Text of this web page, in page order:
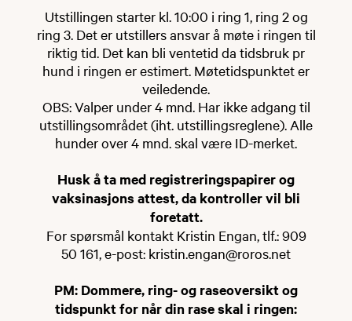
område.
Hver enkelt bruker har ansvar for at
hunden ikke sjenerer andre i området, eller
er til sjenanse for eller skader beitende
bufe.
Adkomstområdet og parkeringsplasser
søppelbøtter ved hver tavle.
Røros Jeger- og Fiskeforening forbeholder
seg retten til, etter forhåndsvarsel, å
benytte området til f.eks.
lavinehundtrening, sporsøk, til å
gjennomføre apportprøver eller lignende
aktiviteter. Dette plikter de andre brukerne
Utstillingen starter kl. 10:00 i ring 1, ring 2 og
ring 3. Det er utstillers ansvar å møte i ringen til
riktig tid. Det kan bli ventetid da tidsbruk pr
hund i ringen er estimert. Møtetidspunktet er
veiledende.
OBS: Valper under 4 mnd. Har ikke adgang til
utstillingsområdet (iht. utstillingsreglene). Alle
hunder over 4 mnd. skal være ID-merket.
Husk å ta med registreringspapirer og
vaksinasjons attest, da kontroller vil bli
foretatt.
For spørsmål kontakt Kristin Engan, tlf.: 909
50 161, e-post: kristin.engan@roros.net
PM: Dommere, ring- og raseoversikt og
tidspunkt for når din rase skal i ringen: